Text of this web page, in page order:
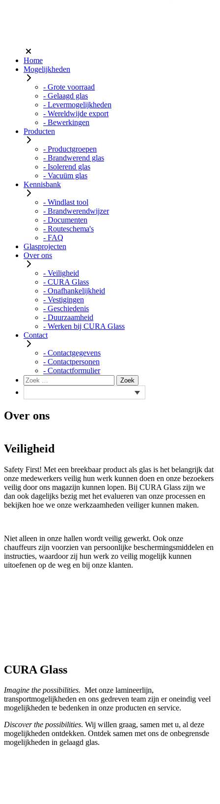
Home
Mogelijkheden
- Grote voorraad
- Gelaagd glas
- Levermogelijkheden
- Wereldwijde export
- Bewerkingen
Producten
- Productgroepen
- Brandwerend glas
- Isolerend glas
- Vacuüm glas
Kennisbank
- Windlast tool
- Brandwerendwijzer
- Documenten
- Routeschema's
- FAQ
Glasprojecten
Over ons
- Veiligheid
- CURA Glass
- Onafhankelijkheid
- Vestigingen
- Geschiedenis
- Duurzaamheid
- Werken bij CURA Glass
Contact
- Contactgegevens
- Contactpersonen
- Contactformulier
Zoeken
naar:
Zoek
Over ons
Veiligheid
Safety First! Met een breekbaar product als glas is het belangrijk dat
onze medewerkers veilig hun werk kunnen doen en onze bezoekers
veilig door ons magazijn kunnen lopen. Bij CURA Glass zijn we
dan ook dagelijks bezig met het evalueren van onze processen en
bekijken hoe we onze werkzaamheden veiliger kunnen maken.
Niet alleen in onze hallen wordt veilig gewerkt. Ook onze
chauffeurs zijn voorzien van persoonlijke beschermingsmiddelen en
instructies, waardoor zij hun werk zo veilig mogelijk kunnen
uitoefenen op de weg en bij onze klanten.
CURA Glass
Imagine the possibilities. Met onze lamineerlijn,
transportmogelijkheden en ons gedreven team zijn er oneindig veel
mogelijkheden te bedenken in onze producten en service.
Discover the possibilities. Wij willen graag, samen met u, al deze
mogelijkheden ontdekken. Ontdek samen met ons de onbegrensde
mogelijkheden in gelaagd glas.